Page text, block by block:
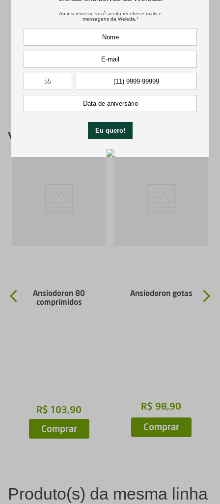
Avaliações
Faça login para escrever uma avaliação.
Mais recentes Todos
Carregando avaliações…
Você também pode gostar
Ansiodoron 80
comprimidos
R$ 103,90
Comprar
Ansiodoron gotas
R$ 98,90
Comprar
Produto(s) da mesma linha